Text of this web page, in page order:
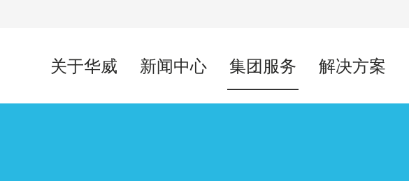
关于华威 新闻中心 集团服务 解决方案